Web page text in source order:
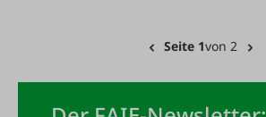
Seite 1von 2